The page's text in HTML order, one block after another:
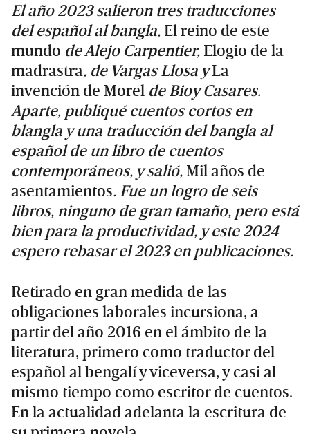
El año 2023 salieron tres traducciones
del español al bangla, El reino de este
mundo de Alejo Carpentier, Elogio de la
madrastra, de Vargas Llosa yLa
invención de Morel de Bioy Casares.
Aparte, publiqué cuentos cortos en
blangla y una traducción del bangla al
español de un libro de cuentos
contemporáneos, y salió, Mil años de
asentamientos. Fue un logro de seis
libros, ninguno de gran tamaño, pero está
bien para la productividad, y este 2024
espero rebasar el 2023 en publicaciones.
Retirado en gran medida de las
obligaciones laborales incursiona, a
partir del año 2016 en el ámbito de la
literatura, primero como traductor del
español al bengalí y viceversa, y casi al
mismo tiempo como escritor de cuentos.
En la actualidad adelanta la escritura de